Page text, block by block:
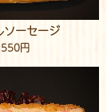
ソーセージ
550円